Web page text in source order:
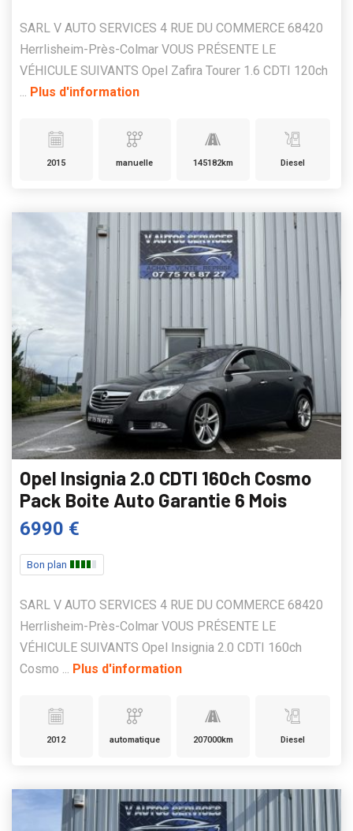
SARL V AUTO SERVICES 4 RUE DU COMMERCE 68420
Herrlisheim-Près-Colmar VOUS PRÉSENTE LE
VÉHICULE SUIVANTS Opel Zafira Tourer 1.6 CDTI 120ch
... Plus d'information
2015 manuelle 145182km Diesel
Opel Insignia 2.0 CDTI 160ch Cosmo
Pack Boite Auto Garantie 6 Mois
6990 €
Bon plan
SARL V AUTO SERVICES 4 RUE DU COMMERCE 68420
Herrlisheim-Près-Colmar VOUS PRÉSENTE LE
VÉHICULE SUIVANTS Opel Insignia 2.0 CDTI 160ch
Cosmo ... Plus d'information
2012 automatique 207000km Diesel